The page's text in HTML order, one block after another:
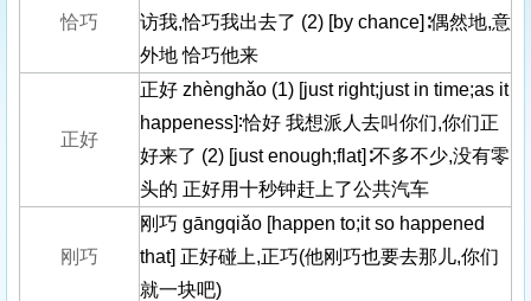
恰巧
访我,恰巧我出去了 (2) [by chance]∶偶然地,意
外地 恰巧他来
正好
正好 zhènghǎo (1) [just right;just in time;as it
happeness]∶恰好 我想派人去叫你们,你们正
好来了 (2) [just enough;flat]∶不多不少,没有零
头的 正好用十秒钟赶上了公共汽车
刚巧
刚巧 gāngqiǎo [happen to;it so happened
that] 正好碰上,正巧(他刚巧也要去那儿,你们
就一块吧)